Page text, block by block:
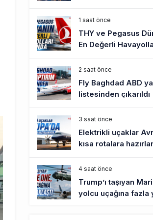
1 saat önce
THY ve Pegasus
En Değerli
Arasında
2 saat önce
Fly Baghdad ABD
listesinden çıkarıldı
3 saat önce
Elektrikli uçaklar
kısa rotalara
4 saat önce
Trump’ı taşıyan
yolcu uçağına fazla